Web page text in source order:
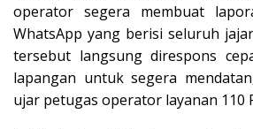
operator segera membuat
WhatsApp yang berisi seluruh
tersebut langsung direspons
lapangan untuk segera
ujar petugas operator layanan 110